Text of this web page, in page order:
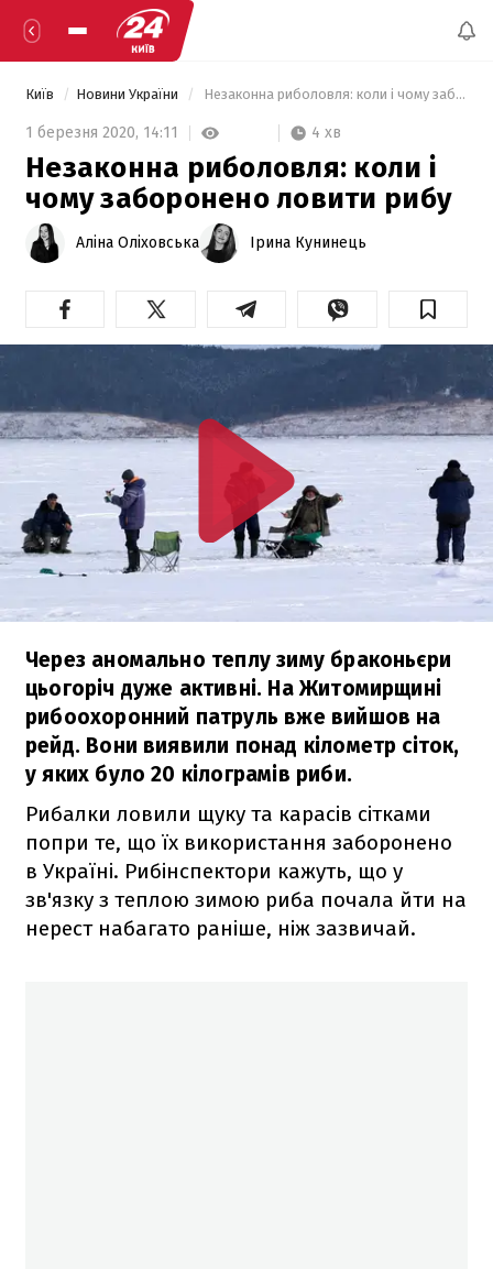
Київ Новини України Незаконна риболовля: коли і чому заборонено ловити рибу
1 березня 2020, 14:11 4 хв
Незаконна риболовля: коли і
чому заборонено ловити рибу
Аліна Оліховська Ірина Кунинець
Через аномально теплу зиму браконьєри
цьогоріч дуже активні. На Житомирщині
рибоохоронний патруль вже вийшов на
рейд. Вони виявили понад кілометр сіток,
у яких було 20 кілограмів риби.
Рибалки ловили щуку та карасів сітками
попри те, що їх використання заборонено
в Україні. Рибінспектори кажуть, що у
зв'язку з теплою зимою риба почала йти на
нерест набагато раніше, ніж зазвичай.